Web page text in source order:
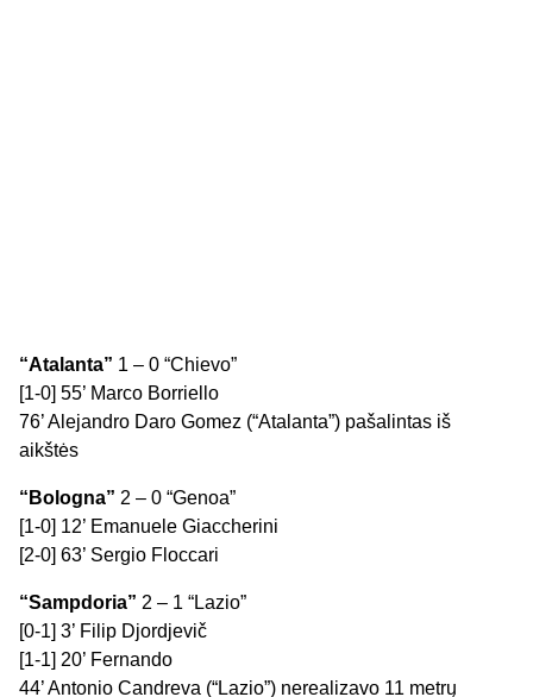
“Atalanta” 1 – 0 “Chievo”
[1-0] 55’ Marco Borriello
76’ Alejandro Daro Gomez (“Atalanta”) pašalintas iš
aikštės
“Bologna” 2 – 0 “Genoa”
[1-0] 12’ Emanuele Giaccherini
[2-0] 63’ Sergio Floccari
“Sampdoria” 2 – 1 “Lazio”
[0-1] 3’ Filip Djordjevič
[1-1] 20’ Fernando
44’ Antonio Candreva (“Lazio”) nerealizavo 11 metrų